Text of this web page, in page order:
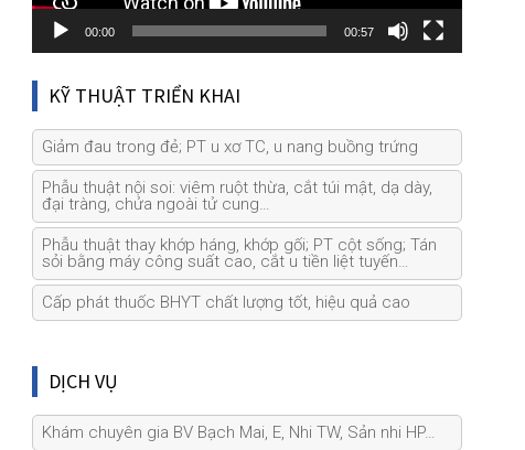
00:00 00:57
KỸ THUẬT TRIỂN KHAI
Giảm đau trong đẻ; PT u xơ TC, u nang buồng trứng
Phẫu thuật nội soi: viêm ruột thừa, cắt túi mật, dạ dày,
đại tràng, chửa ngoài tử cung…
Phẫu thuật thay khớp háng, khớp gối; PT cột sống; Tán
sỏi bằng máy công suất cao, cắt u tiền liệt tuyến…
Cấp phát thuốc BHYT chất lượng tốt, hiệu quả cao
DỊCH VỤ
Khám chuyên gia BV Bạch Mai, E, Nhi TW, Sản nhi HP…